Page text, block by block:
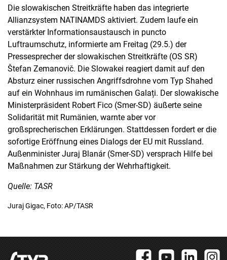
Die slowakischen Streitkräfte haben das integrierte
Allianzsystem NATINAMDS aktiviert. Zudem laufe ein
verstärkter Informationsaustausch in puncto
Luftraumschutz, informierte am Freitag (29.5.) der
Pressesprecher der slowakischen Streitkräfte (OS SR)
Štefan Zemanovič. Die Slowakei reagiert damit auf den
Absturz einer russischen Angriffsdrohne vom Typ Shahed
auf ein Wohnhaus im rumänischen Galați. Der slowakische
Ministerpräsident Robert Fico (Smer-SD) äußerte seine
Solidarität mit Rumänien, warnte aber vor
großsprecherischen Erklärungen. Stattdessen fordert er die
sofortige Eröffnung eines Dialogs der EU mit Russland.
Außenminister Juraj Blanár (Smer-SD) versprach Hilfe bei
Maßnahmen zur Stärkung der Wehrhaftigkeit.
Quelle: TASR
Juraj Gigac, Foto: AP/TASR